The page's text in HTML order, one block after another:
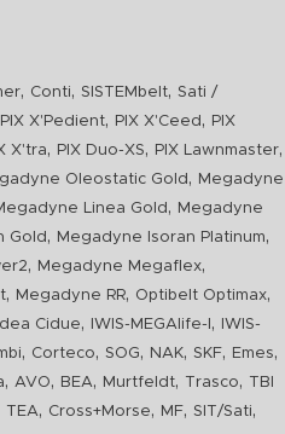
, Conti,SISTEMbelt,Sati /
PIX X'Pedient, PIX X'Ceed ,
PIX
X'tra, PIX Duo-XS, PIX Lawnmaster,
Oleostatic Gold ,
Megadyne
Linea Gold ,
Megadyne
Gold , Megadyne Isoran Platinum,
, Megadyne Megaflex,
, Megadyne RR, Optibelt Optimax,
Cidue, IWIS-MEGAlife-I ,
IWIS-
, Corteco,SOG, NAK,SKF, Emes,
, AVO, BEA, Murtfeldt, Trasco, TBI
TEA, Cross+Morse, MF,SIT/Sati,